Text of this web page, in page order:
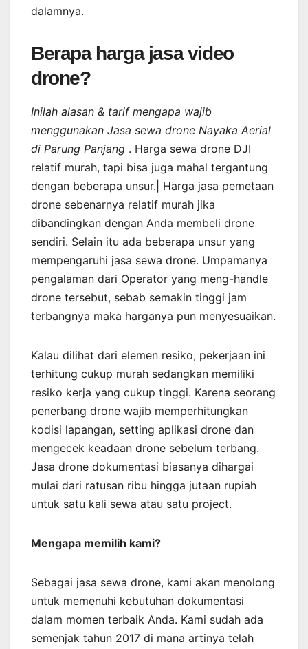
dalamnya.
Berapa harga jasa video
drone?
Inilah alasan & tarif mengapa wajib
menggunakan Jasa sewa drone Nayaka Aerial
di Parung Panjang . Harga sewa drone DJI
relatif murah, tapi bisa juga mahal tergantung
dengan beberapa unsur.| Harga jasa pemetaan
drone sebenarnya relatif murah jika
dibandingkan dengan Anda membeli drone
sendiri. Selain itu ada beberapa unsur yang
mempengaruhi jasa sewa drone. Umpamanya
pengalaman dari Operator yang meng-handle
drone tersebut, sebab semakin tinggi jam
terbangnya maka harganya pun menyesuaikan.
Kalau dilihat dari elemen resiko, pekerjaan ini
terhitung cukup murah sedangkan memiliki
resiko kerja yang cukup tinggi. Karena seorang
penerbang drone wajib memperhitungkan
kodisi lapangan, setting aplikasi drone dan
mengecek keadaan drone sebelum terbang.
Jasa drone dokumentasi biasanya dihargai
mulai dari ratusan ribu hingga jutaan rupiah
untuk satu kali sewa atau satu project.
Mengapa memilih kami?
Sebagai jasa sewa drone, kami akan menolong
untuk memenuhi kebutuhan dokumentasi
dalam momen terbaik Anda. Kami sudah ada
semenjak tahun 2017 di mana artinya telah